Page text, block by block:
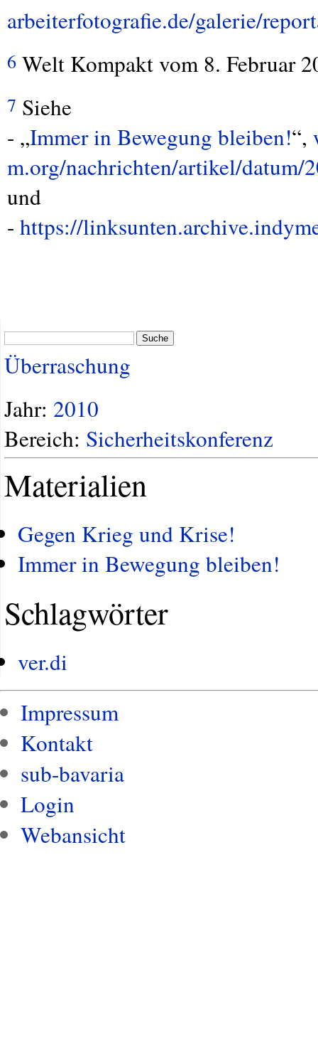
arbeiterfotografie.de/galerie/
6 Welt Kompakt vom 8. Februar
7 Siehe
- „Immer in Bewegung bleiben!“,
m.org/nachrichten/artikel/datum/
und
- https://
Suche
Überraschung
Jahr: 2010
Bereich: Sicherheitskonferenz
Materialien
Gegen Krieg und Krise!
Immer in Bewegung bleiben!
Schlagwörter
ver.di
Impressum
Kontakt
sub-bavaria
Login
Webansicht